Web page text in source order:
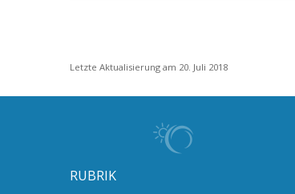
Letzte Aktualisierung am 20. Juli 2018
RUBRIK